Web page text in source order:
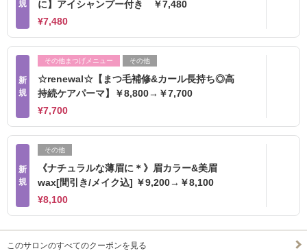
規
に】アイシャンプー付き ￥7,480
¥7,480
新
規
その他まつげメニュー その他
☆renewal☆【まつ毛補修&カール長持ち◎高
持続ケアパーマ】￥8,800→￥7,700
¥7,700
新
規
その他
《ナチュラルな薄眉に＊》眉カラー&美眉
wax[間引き/メイク込] ￥9,200→￥8,100
¥8,100
このサロンのすべてのクーポンを見る